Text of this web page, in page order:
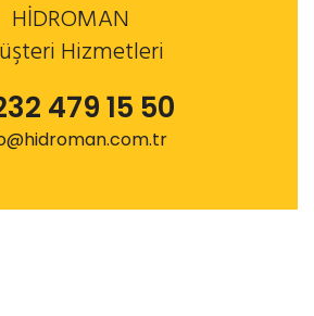
HİDROMAN
Hizmetleri
479 15 50